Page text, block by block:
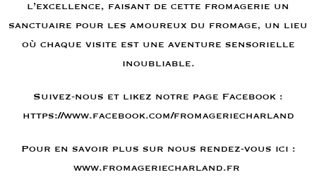
l’excellence, faisant de cette fromagerie un
sanctuaire pour les amoureux du fromage, un lieu
où chaque visite est une aventure sensorielle
inoubliable.
Suivez-nous et likez notre page Facebook :
https://www.facebook.com/fromageriecharland
Pour en savoir plus sur nous rendez-vous ici :
www.fromageriecharland.fr